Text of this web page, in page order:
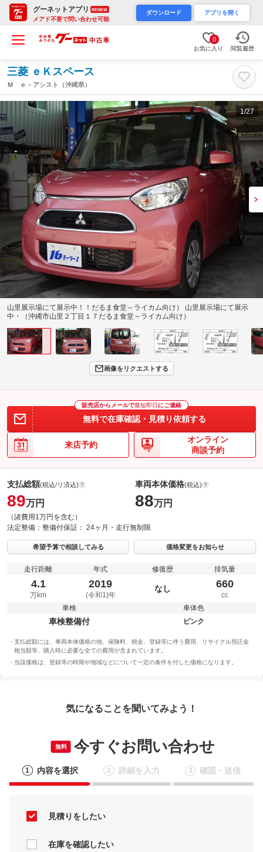
グーネットアプリ RENEW
メアド不要で問い合わせ可能
ダウンロード アプリを開く
0
お気に入り 閲覧履歴
三菱 ｅＫスペース
Ｍ ｅ－アシスト（沖縄県）
1/27
山里展示場にて展示中！！だるま食堂～ライカム向け） 山里展示場にて展示
中・（沖縄市山里２丁目１７だるま食堂～ライカム向け）
画像をリクエストする
販売店からメールで最短即日 にご連絡
無料で在庫確認・見積り依頼する
来店予約
オンライン
商談予約
支払総額(税込/リ済込)
89万円
（諸費用1万円を含む）
車両本体価格(税込)
88万円
法定整備： 整備付保証： 24ヶ月・走行無制限
希望予算で相談してみる 価格変更をお知らせ
走行距離
4.1
万km
年式
2019
(令和1)年
修復歴
なし
排気量
660
cc
車検
車検整備付
車体色
ピンク
支払総額には、車両本体価格の他、保険料、税金、登録等に伴う費用、リサイクル預託金
相当額等、購入時に必要な全ての費用が含まれています。
当該価格は、登録等の時期や地域などについて一定の条件を付した価格になります。
気になることを聞いてみよう！
無料 今すぐお問い合わせ
1 内容を選択 2 詳細を入力 3 確認・送信
見積りをしたい
在庫を確認したい